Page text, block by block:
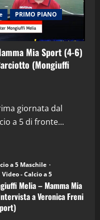
PRIMO PIANO
Mia Sport (4-6)
(Mongiuffi
giornata dal
a 5 di fronte...
a 5 Maschile
Video - Calcio a 5
Melia – Mamma Mia
a Veronica Freni
Podcast: 29^ Puntata
2026)
Podcast
Podcast: 28^ Puntata
2026)